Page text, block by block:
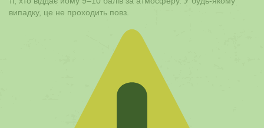
випадку, це не проходить повз.